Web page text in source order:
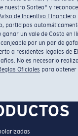
nuestro Sorteo* y
de Incentivo Financiero
participas
un vale de Costa en
por un par de
a residentes legales de
años. No es necesario
Oficiales para obtener